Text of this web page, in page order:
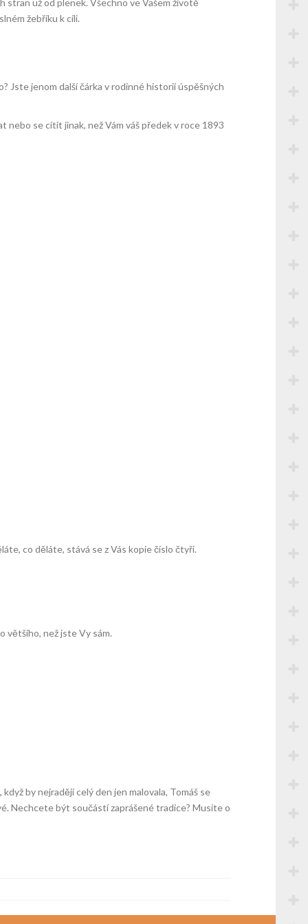
stran už od plenek. Všechno ve Vašem životě
žebříku k cíli.
Jste jenom další čárka v rodinné historii úspěšných
se cítit jinak, než Vám váš předek v roce 1893
co děláte, stává se z Vás kopie číslo čtyři.
většího, než jste Vy sám.
by nejraději celý den jen malovala, Tomáš se
Nechcete být součástí zaprášené tradice? Musíte o